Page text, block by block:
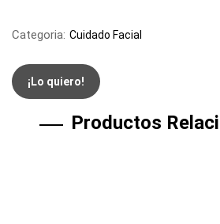
Categoria: Cuidado Facial
¡Lo quiero!
Productos